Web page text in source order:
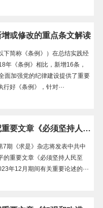
或修改的重点条文解读
下简称《条例》）在总结实践经
年《条例》相比，新增16条，
面加强党的纪律建设提供了重要
好《条例》，针对···
《求是》杂志发表习近平总书记重要文章《必须坚持人民至上》
《求是》杂志将发表中共中
的重要文章《必须坚持人民至
年12月期间有关重要论述的···